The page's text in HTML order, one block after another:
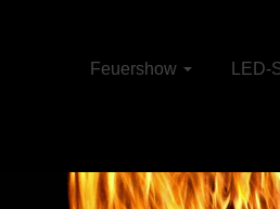
Feuershow LED-